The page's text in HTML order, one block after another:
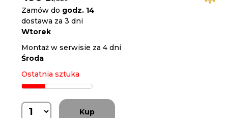
Zamów do godz. 14
dostawa za 3 dni
Wtorek
Montaż w serwisie za 4 dni
Środa
Ostatnia sztuka
Kup